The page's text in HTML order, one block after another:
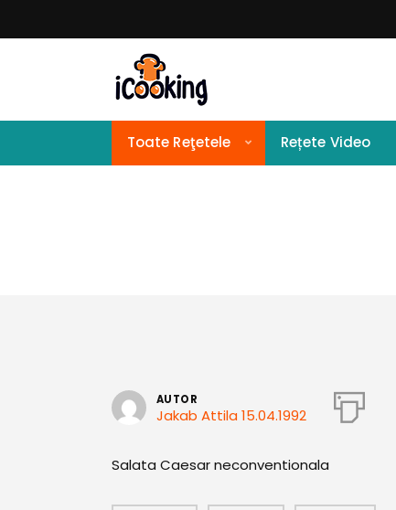
Toate Reţetele Rețete Video
AUTOR
Jakab Attila 15.04.1992
Salata Caesar neconventionala